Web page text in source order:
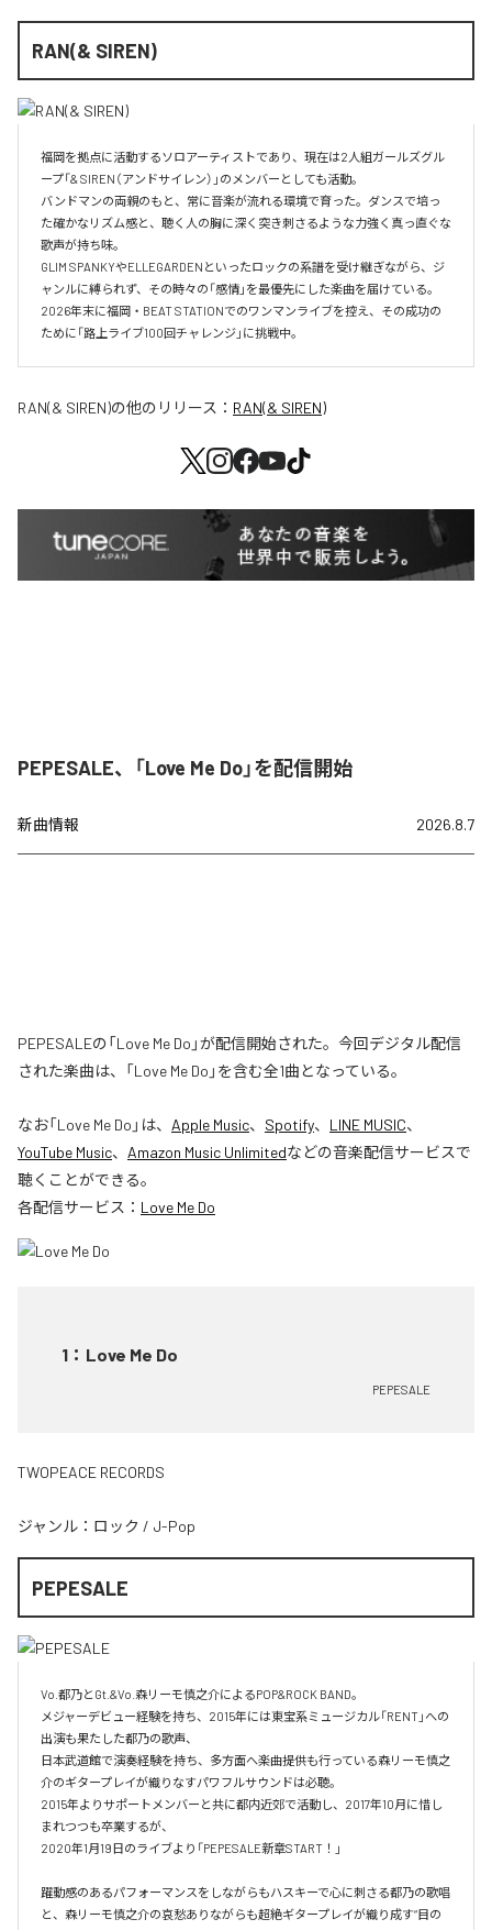
RAN(& SIREN)
福岡を拠点に活動するソロアーティストであり、現在は2人組ガールズグル
ープ「& SIREN（アンドサイレン）」のメンバーとしても活動。
バンドマンの両親のもと、常に音楽が流れる環境で育った。ダンスで培っ
た確かなリズム感と、聴く人の胸に深く突き刺さるような力強く真っ直ぐな
歌声が持ち味。
GLIM SPANKYやELLEGARDENといったロックの系譜を受け継ぎながら、ジ
ャンルに縛られず、その時々の「感情」を最優先にした楽曲を届けている。
2026年末に福岡・BEAT STATIONでのワンマンライブを控え、その成功の
ために「路上ライブ100回チャレンジ」に挑戦中。
RAN(& SIREN)の他のリリース： RAN(& SIREN)
PEPESALE、「Love Me Do」を配信開始
新曲情報 2026.8.7
PEPESALEの「Love Me Do」が配信開始された。今回デジタル配信
された楽曲は、「Love Me Do」を含む全1曲となっている。
なお「Love Me Do 」は、 Apple Music、 Spotify、 LINE MUSIC、
YouTube Music、 Amazon Music Unlimitedなどの音楽配信サービスで
聴くことができる。
各配信サービス： Love Me Do
1 ： Love Me Do
PEPESALE
TWOPEACE RECORDS
ジャンル： ロック / J-Pop
PEPESALE
Vo.都乃とGt.&Vo.森リーモ慎之介によるPOP&ROCK BAND。
メジャーデビュー経験を持ち、2015年には東宝系ミュージカル「RENT」への
出演も果たした都乃の歌声、
日本武道館で演奏経験を持ち、多方面へ楽曲提供も行っている森リーモ慎之
介のギタープレイが織りなすパワフルサウンドは必聴。
2015年よりサポートメンバーと共に都内近郊で活動し、2017年10月に惜し
まれつつも卒業するが、
2020年1月19日のライブより「PEPESALE新章START！」
躍動感のあるパフォーマンスをしながらもハスキーで心に刺さる都乃の歌唱
と、森リーモ慎之介の哀愁ありながらも超絶ギタープレイが織り成す“目の